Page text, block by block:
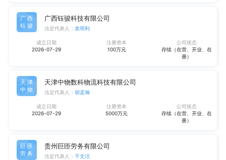
广西
钰骏
广西钰骏科技有限公司
法定代表人： 袁明利
成立日期
2026-07-29
注册资本
100万元
公司状态
存续（在营、开业、在
册）
天津
中物
天津中物数科物流科技有限公司
法定代表人： 胡孟瀚
成立日期
2026-07-29
注册资本
5000万元
公司状态
存续（在营、开业、在
册）
巨匝
劳务
贵州巨匝劳务有限公司
法定代表人： 干文洁